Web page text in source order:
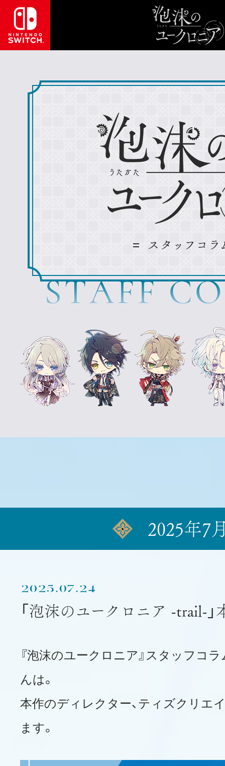
2025年7
2025.07.24
「泡沫のユークロニア -trail-」
『泡沫のユークロニア』スタッフコ
んは。
本作のディレクター、ティズクリエ
ます。